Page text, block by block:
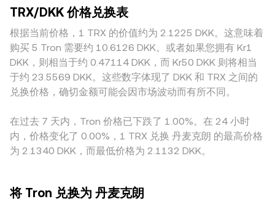
期权到期时的对冲与行权可能加剧波动，而大额地址的链上转
交易所或从交易所提币动向、跨链桥流量与资金流入流出，都
会在短期内改变买卖力量，进而对 TRX/DKK conversion rate
产生影响。
去中心化交易（如 SunSwap），其池子遵循恒定乘积公式 x ×
y = k，其中两个资产储备分别为 x 与 y，对应瞬时价格可近似
理解为 y/x；当大额交易改变池子储备比例时，价格沿曲线滑
动，从而影响以 DKK 间接计价时的参考水平。综合订单簿成
交、VWAP 与 AMM 曲线，可更完整地理解 TRX/DKK
conversion rate 的形成与实时变动。
些法币入金通道更便捷或受限、合规审查趋严导致的上下架变
化、以及与 TRX 相关的监管消息，都可能改变当地 DKK 端的
可获得流动性与成本结构，从而体现在报价中。在实际定价路
径上，许多场景中 TRX 先对 USDT 或 USD 定价，再换算为
DKK，因此 USDT 相对 DKK 的轻微升贴水（即 USDT 基差）
会传导到最终的 TRX/DKK 报价。跨平台套利能在一定程度上
收敛价差：当某处 TRX/DKK conversion rate 明显偏高或偏
于手续费、提现与到账时间、风控限额和法币通道摩擦，收敛
并非即时或完全，因此短时间内的价差仍可能存在。
TRX/DKK 价格兑换表
根据当前价格，1 TRX 的价值约为 2.1225 DKK。这意味着
购买 5 Tron 需要约 10.6126 DKK。或者如果您拥有 Kr1
DKK，则相当于约 0.47114 DKK，而 Kr50 DKK 则将相当
于约 23.5569 DKK。这些数字体现了 DKK 和 TRX 之间的
兑换价格，确切金额可能会因市场波动而有所不同。
在过去 7 天内，Tron 价格已下跌了 1.00%。在 24 小时
内，价格变化了 0.00%，1 TRX 兑换 丹麦克朗 的最高价格
为 2.1340 DKK，而最低价格为 2.1132 DKK。
将 Tron 兑换为 丹麦克朗